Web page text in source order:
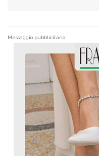
Messaggio pubblicitario